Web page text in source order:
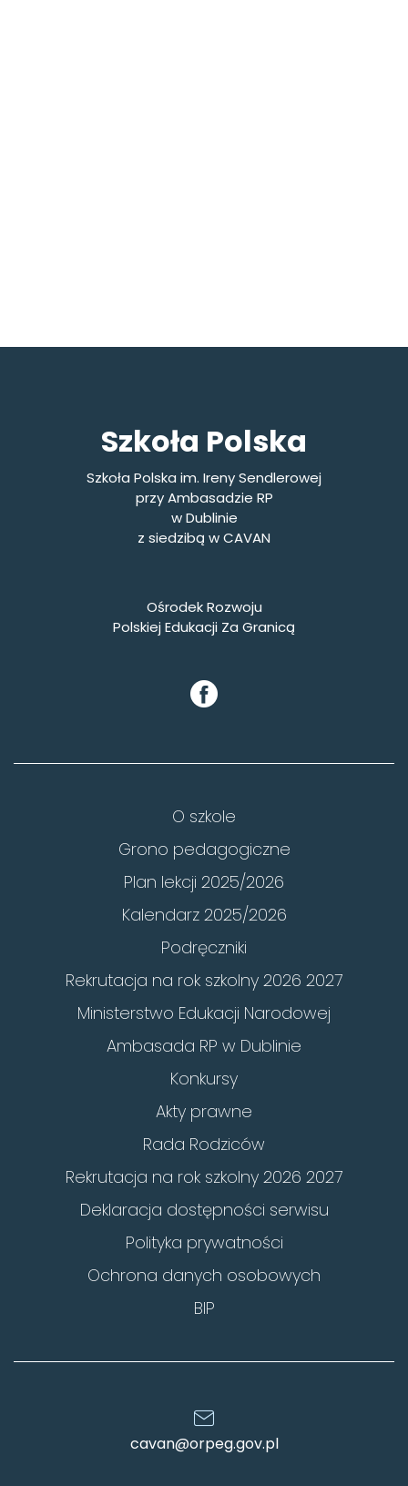
Szkoła Polska
Szkoła Polska im. Ireny Sendlerowej
przy Ambasadzie RP
w Dublinie
z siedzibą w CAVAN
Ośrodek Rozwoju
Polskiej Edukacji Za Granicą
O szkole
Grono pedagogiczne
Plan lekcji 2025/2026
Kalendarz 2025/2026
Podręczniki
Rekrutacja na rok szkolny 2026 2027
Ministerstwo Edukacji Narodowej
Ambasada RP w Dublinie
Konkursy
Akty prawne
Rada Rodziców
Rekrutacja na rok szkolny 2026 2027
Deklaracja dostępności serwisu
Polityka prywatności
Ochrona danych osobowych
BIP
cavan@orpeg.gov.pl